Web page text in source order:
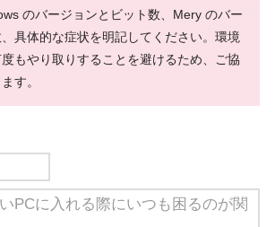
のバージョンとビット数、Mery のバー
具体的な症状を明記してください。環境
もやり取りすることを避けるため、ご協
す。